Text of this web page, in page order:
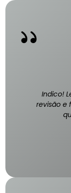
Indico!
revisão e